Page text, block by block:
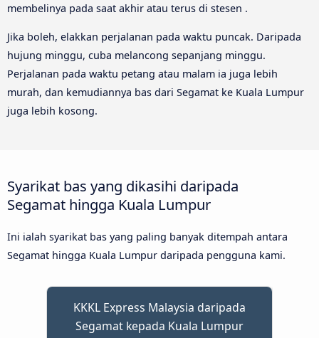
membelinya pada saat akhir atau terus di stesen .
Jika boleh, elakkan perjalanan pada waktu puncak. Daripada
hujung minggu, cuba melancong sepanjang minggu.
Perjalanan pada waktu petang atau malam ia juga lebih
murah, dan kemudiannya bas dari Segamat ke Kuala Lumpur
juga lebih kosong.
Syarikat bas yang dikasihi daripada
Segamat hingga Kuala Lumpur
Ini ialah syarikat bas yang paling banyak ditempah antara
Segamat hingga Kuala Lumpur daripada pengguna kami.
KKKL Express Malaysia daripada
Segamat kepada Kuala Lumpur